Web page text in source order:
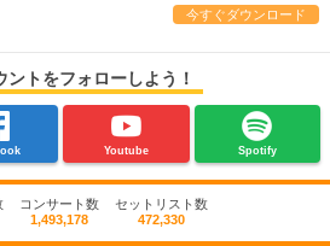
今すぐダウンロード
ントをフォローしよう！
Youtube Spotify
コンサート数
1,493,178
セットリスト数
472,330